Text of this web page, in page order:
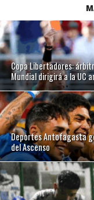
Copa Libertadores:
Mundial dirigirá a la UC
Deportes Antofagasta
del Ascenso